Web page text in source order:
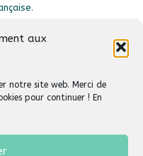
aux
notre site web. Merci de
pour continuer ! En